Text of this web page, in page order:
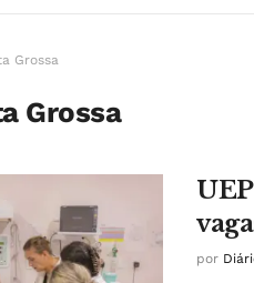
Grossa
Grossa
por